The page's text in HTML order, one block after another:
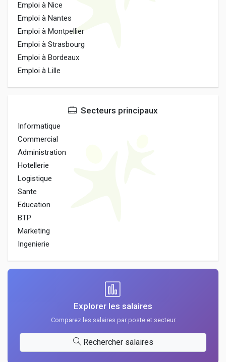
Emploi à Nice
Emploi à Nantes
Emploi à Montpellier
Emploi à Strasbourg
Emploi à Bordeaux
Emploi à Lille
Secteurs principaux
Informatique
Commercial
Administration
Hotellerie
Logistique
Sante
Education
BTP
Marketing
Ingenierie
Explorer les salaires
Comparez les salaires par poste et secteur
Rechercher salaires